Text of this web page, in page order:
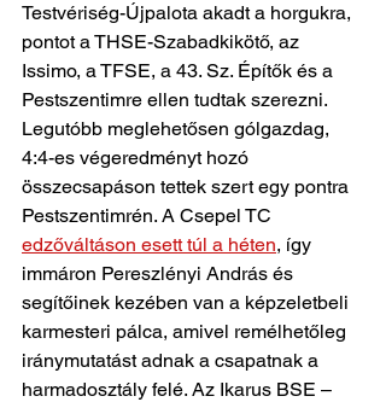
Testvériség-Újpalota akadt a horgukra,
pontot a THSE-Szabadkikötő, az
Issimo, a TFSE, a 43. Sz. Építők és a
Pestszentimre ellen tudtak szerezni.
Legutóbb meglehetősen gólgazdag,
4:4-es végeredményt hozó
összecsapáson tettek szert egy pontra
Pestszentimrén. A Csepel TC
edzőváltáson esett túl a héten, így
immáron Pereszlényi András és
segítőinek kezében van a képzeletbeli
karmesteri pálca, amivel remélhetőleg
iránymutatást adnak a csapatnak a
harmadosztály felé. Az Ikarus BSE –